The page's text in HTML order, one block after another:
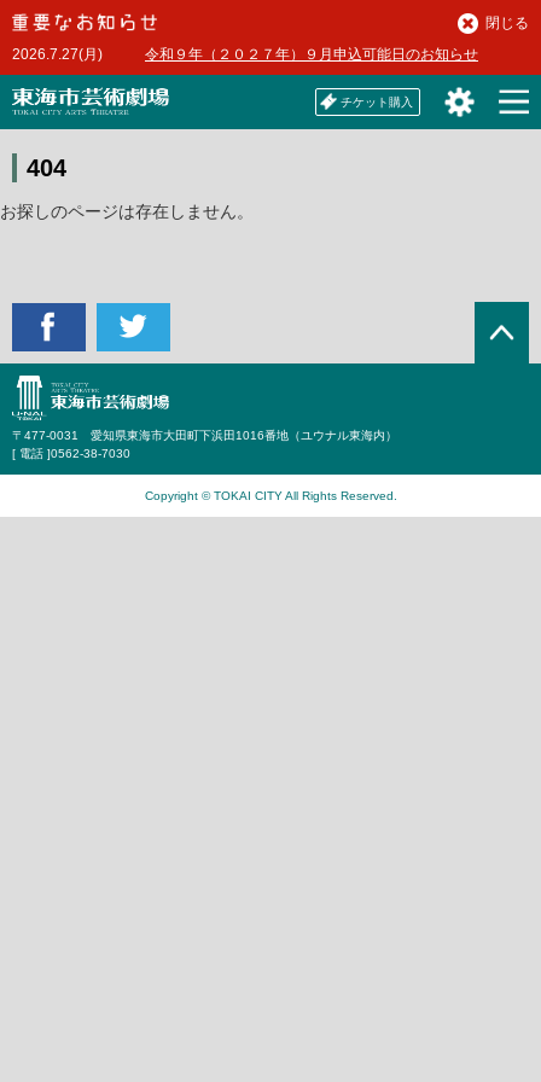
本
文
へ2026.7.27(月) 令和９年（２０２７年）９月申込可能日のお知らせ
閉じる
チケット購入
404
お探しのページは存在しません。
〒477-0031 愛知県東海市大田町下浜田1016番地（ユウナル東海内）
[ 電話 ]0562-38-7030
Copyright © TOKAI CITY All Rights Reserved.